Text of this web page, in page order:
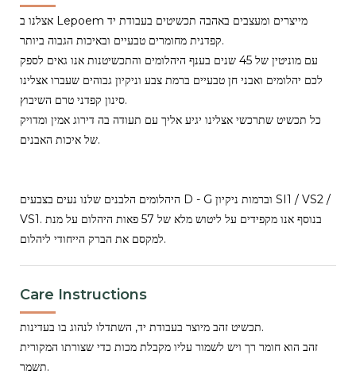
אצלנו ב Lepoem מייצרים ומעצבים באהבה תכשיטים בעבודת יד
קפדנית מחומרים טבעיים ובאיכות הגבוה ביותר.
עם מוניטין של 45 שנים בענף היהלומים והתכשיטנות אנו גאים לספק
לכם יהלומים ואבני חן טבעיים ברמת צבע וניקיון גבוהים שעברו אצלינו
סינון קפדני טרם השיבוץ.
כל תכשיט שתרכשי אצלינו יגיע אליך עם תעודה בה דירוג אמין ומדויק
של איכות האבנים.
היהלומים הלבנים שלנו נעים בצבעים D - G וברמות ניקיון SI1 / VS2 /
VS1. בנוסף אנו מקפידים על ליטוש מלא של 57 פאות היהלום על מנת
למקסם את הברק הייחודי ליהלום.
Care Instructions
תכשיט זהב מיוצר בעבודת יד, השתדלו לנהוג בו בעדינות.
זהב הוא חומר רך ויש לשמור עליו מקבלת מכות כדי שצורתו המקורית
תשמר.